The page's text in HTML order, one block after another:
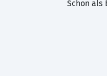
Schon als